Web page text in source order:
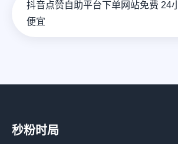
抖音点赞自助平台下单网站免费 24
便宜
秒粉时局